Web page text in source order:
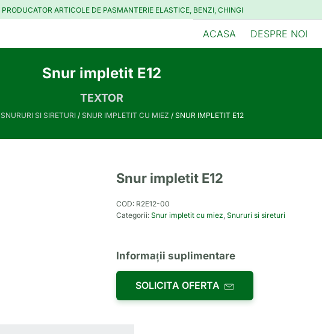
PRODUCATOR ARTICOLE DE PASMANTERIE ELASTICE, BENZI, CHINGI
ACASA DESPRE NOI
Snur impletit E12
TEXTOR
SNURURI SI SIRETURI / SNUR IMPLETIT CU MIEZ / SNUR IMPLETIT E12
Snur impletit E12
COD: R2E12-00
Categorii: Snur impletit cu miez, Snururi si sireturi
Informații suplimentare
SOLICITA OFERTA